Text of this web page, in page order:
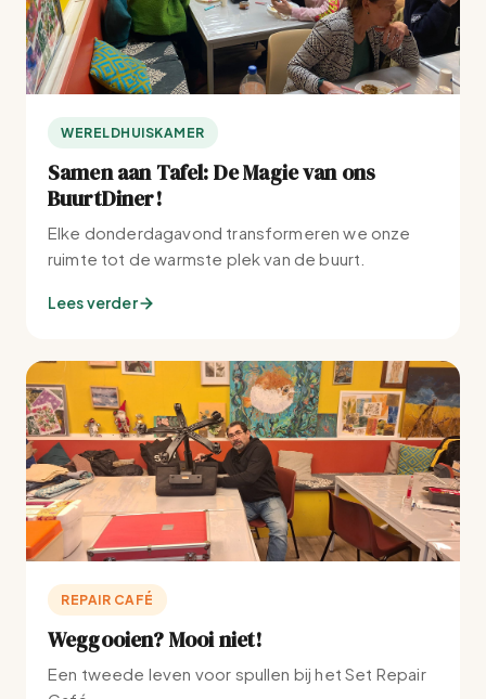
WERELDHUISKAMER
Samen aan Tafel: De Magie van ons
BuurtDiner!
Elke donderdagavond transformeren we onze
ruimte tot de warmste plek van de buurt.
Lees verder
REPAIR CAFÉ
Weggooien? Mooi niet!
Een tweede leven voor spullen bij het Set Repair